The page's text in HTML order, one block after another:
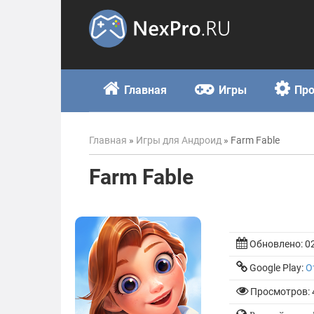
Главная Игры
Главная » Игры для Андроид » Farm Fable
Farm Fable
Обновлено:
Google Play:
Просмотров: